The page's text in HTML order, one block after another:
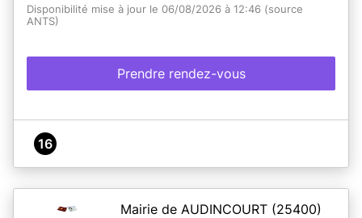
Disponibilité mise à jour le 06/08/2026 à 12:46 (source
ANTS)
Prendre rendez-vous
16
Mairie de AUDINCOURT (25400)